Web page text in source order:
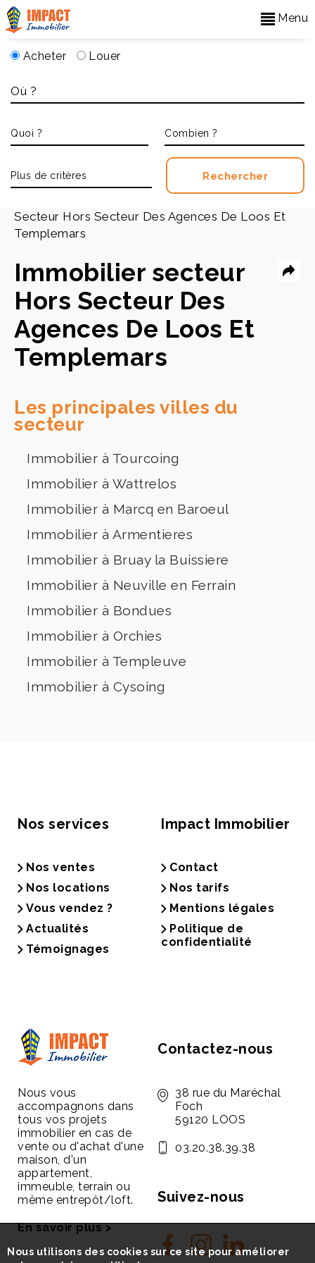
Menu
Acheter Louer
Secteur Hors Secteur Des Agences De Loos Et
Templemars
Immobilier secteur
Hors Secteur Des
Agences De Loos Et
Templemars
Les principales villes du
secteur
Immobilier à Tourcoing
Immobilier à Wattrelos
Immobilier à Marcq en Baroeul
Immobilier à Armentieres
Immobilier à Bruay la Buissiere
Immobilier à Neuville en Ferrain
Immobilier à Bondues
Immobilier à Orchies
Immobilier à Templeuve
Immobilier à Cysoing
Nos services
Nos ventes
Nos locations
Vous vendez ?
Actualités
Témoignages
Impact Immobilier
Contact
Nos tarifs
Mentions légales
Politique de
confidentialité
Nous vous
accompagnons dans
tous vos projets
immobilier en cas de
vente ou d'achat d'une
maison, d'un
appartement,
immeuble, terrain ou
même entrepôt/loft.
En savoir plus >
Contactez-nous
38 rue du Maréchal
Foch
59120 LOOS
03.20.38.39.38
Suivez-nous
Nous utilisons des cookies sur ce site pour améliorer